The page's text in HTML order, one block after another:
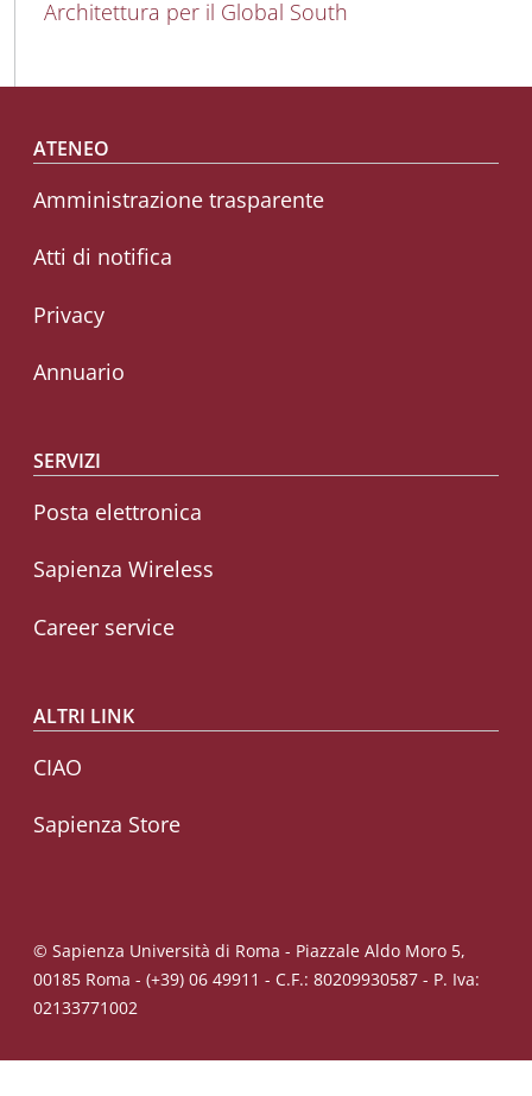
Architettura per il Global South
Footer menu
ATENEO
Amministrazione trasparente
Atti di notifica
Privacy
Annuario
SERVIZI
Posta elettronica
Sapienza Wireless
Career service
ALTRI LINK
CIAO
Sapienza Store
© Sapienza Università di Roma - Piazzale Aldo Moro 5,
00185 Roma - (+39) 06 49911 - C.F.: 80209930587 - P. Iva:
02133771002